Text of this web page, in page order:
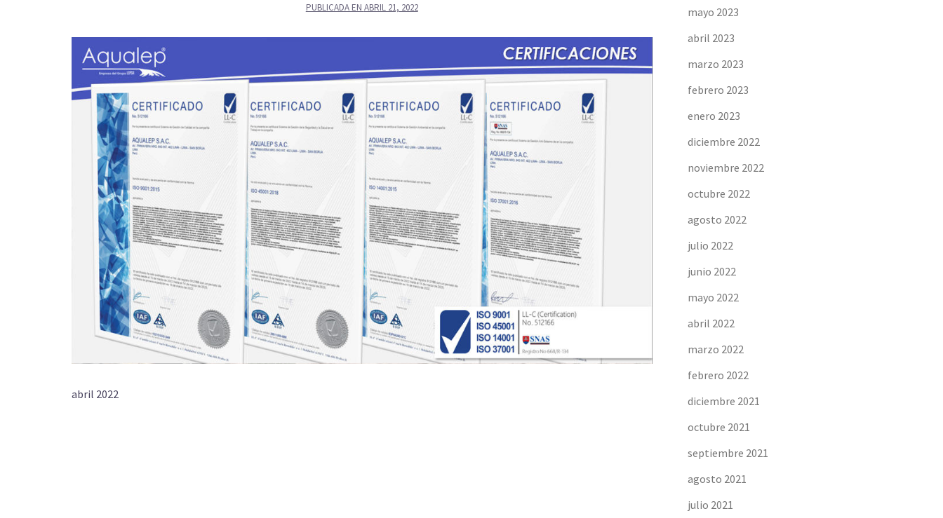
PUBLICADA EN ABRIL 21, 2022
abril 2022
mayo 2023
abril 2023
marzo 2023
febrero 2023
enero 2023
diciembre 2022
noviembre 2022
octubre 2022
agosto 2022
julio 2022
junio 2022
mayo 2022
abril 2022
marzo 2022
febrero 2022
diciembre 2021
octubre 2021
septiembre 2021
agosto 2021
julio 2021